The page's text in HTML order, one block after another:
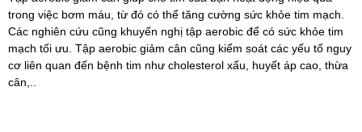
trong việc bơm máu, từ đó có thể tăng cường sức khỏe tim mạch.
Các nghiên cứu cũng khuyến nghị tập aerobic để có sức khỏe tim
mạch tối ưu. Tập aerobic giảm cân cũng kiểm soát các yếu tố nguy
cơ liên quan đến bệnh tim như cholesterol xấu, huyết áp cao, thừa
cân,..